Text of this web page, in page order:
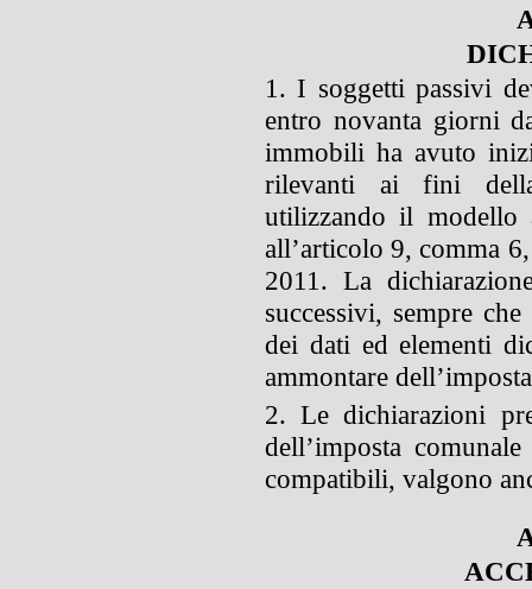
1. I soggetti passivi
entro novanta giorni
immobili ha avuto
rilevanti ai fini della
utilizzando il
all’articolo 9, comma
2011. La
successivi, sempre
dei dati ed elementi
ammontare
2. Le dichiarazioni
dell’imposta
compatibili, valgono